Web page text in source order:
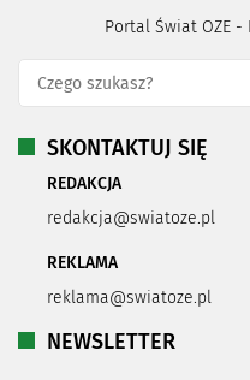
Portal Świat OZE
SKONTAKTUJ SIĘ
REDAKCJA
redakcja@swiatoze.pl
REKLAMA
reklama@swiatoze.pl
NEWSLETTER